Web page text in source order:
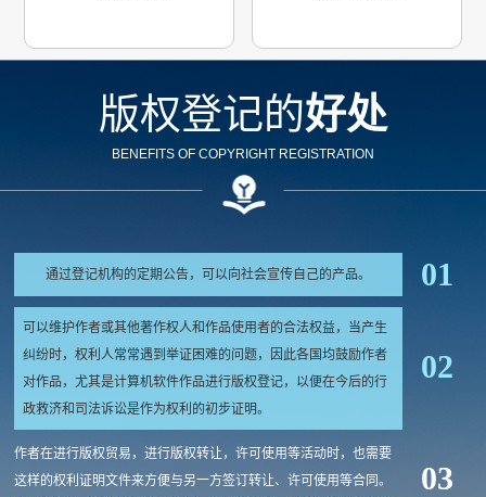
版权登记的好处
BENEFITS OF COPYRIGHT REGISTRATION
通过登记机构的定期公告，可以向社会宣传自己的产品。 01
可以维护作者或其他著作权人和作品使用者的合法权益，当产生
纠纷时，权利人常常遇到举证困难的问题，因此各国均鼓励作者
对作品，尤其是计算机软件作品进行版权登记，以便在今后的行
政救济和司法诉讼是作为权利的初步证明。
02
作者在进行版权贸易，进行版权转让，许可使用等活动时，也需要
这样的权利证明文件来方便与另一方签订转让、许可使用等合同。
03